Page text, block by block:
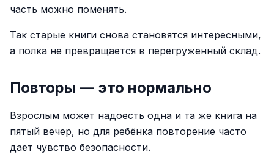
часть можно поменять.
Так старые книги снова становятся интересными,
а полка не превращается в перегруженный склад.
Повторы — это нормально
Взрослым может надоесть одна и та же книга на
пятый вечер, но для ребёнка повторение часто
даёт чувство безопасности.